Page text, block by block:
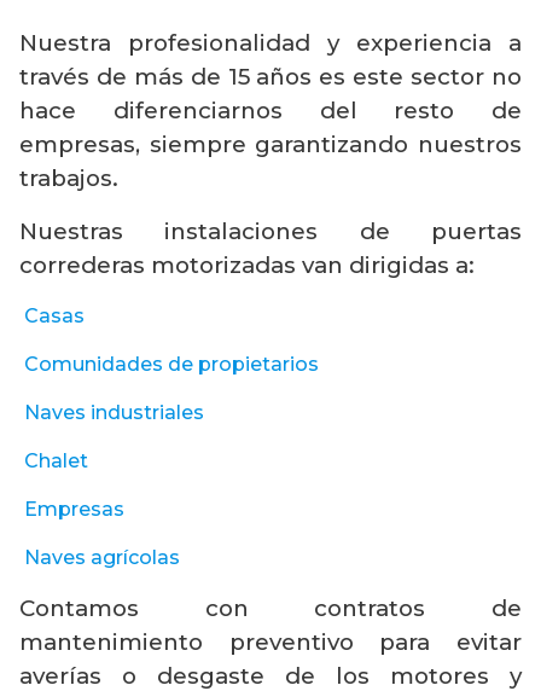
Nuestra profesionalidad y experiencia a
través de más de 15 años es este sector no
hace diferenciarnos del resto de
empresas, siempre garantizando nuestros
trabajos.
Nuestras instalaciones de puertas
correderas motorizadas van dirigidas a:
Casas
Comunidades de propietarios
Naves industriales
Chalet
Empresas
Naves agrícolas
Contamos con contratos de
mantenimiento preventivo para evitar
averías o desgaste de los motores y